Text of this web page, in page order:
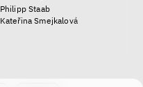
Philipp Staab
Kateřina Smejkalová